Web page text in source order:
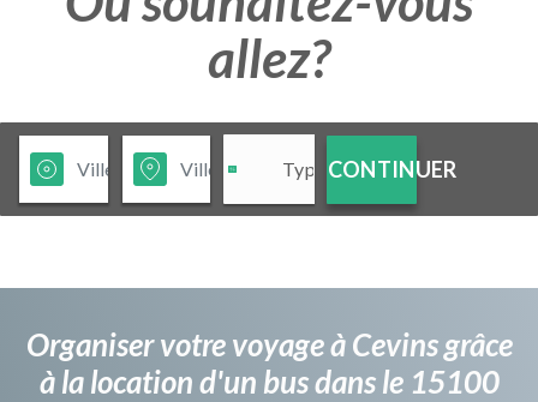
allez?
CONTINUER
Organiser votre voyage à Cevins grâce
à la location d'un bus dans le 15100